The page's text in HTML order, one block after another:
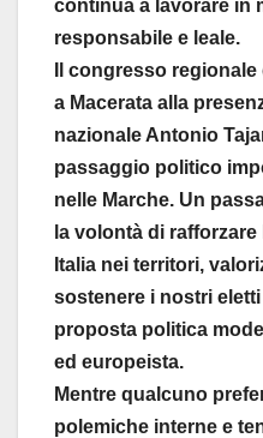
continua a lavorare in
responsabile e leale.
Il congresso
a Macerata alla
nazionale Antonio
passaggio politico
nelle Marche. Un
la volontà di
Italia nei territori,
sostenere i nostri
proposta politica
ed europeista.
Mentre qualcuno
polemiche interne e